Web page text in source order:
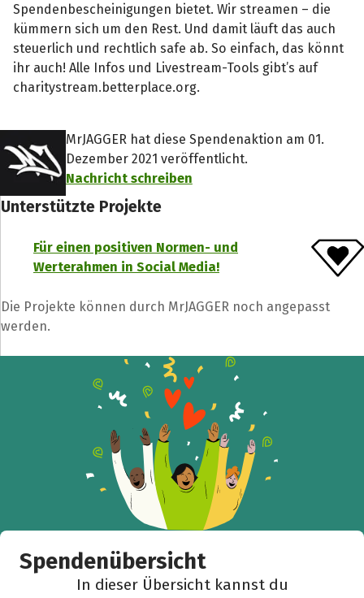
Spendenbescheinigungen bietet. Wir streamen – die
kümmern sich um den Rest. Und damit läuft das auch
steuerlich und rechtlich safe ab. So einfach, das könnt
ihr auch! Alle Infos und Livestream-Tools gibt’s auf
charitystream.betterplace.org.
MrJAGGER hat diese Spendenaktion am 01.
Dezember 2021 veröffentlicht.
Nachricht schreiben
Unterstützte Projekte
Für einen positiven Normen- und
Werterahmen in Social Media!
Die Projekte können durch MrJAGGER noch angepasst
werden.
Spendenübersicht
In dieser Übersicht kannst du
Teile die Spendenaktion